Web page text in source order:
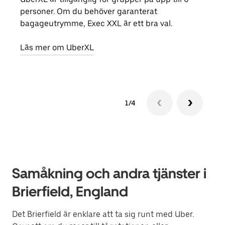
personer. Om du behöver garanterat
bagageutrymme, Exec XXL är ett bra val.
Läs mer om UberXL
1/4
Samåkning och andra tjänster i
Brierfield, England
Det Brierfield är enklare att ta sig runt med Uber.